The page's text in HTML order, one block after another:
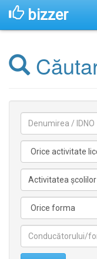
bizzer
licentiata
nelicentiata